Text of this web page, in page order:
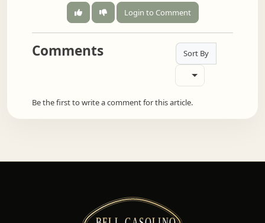
Login to Comment
Comments Sort By
Be the first to write a comment for this article.